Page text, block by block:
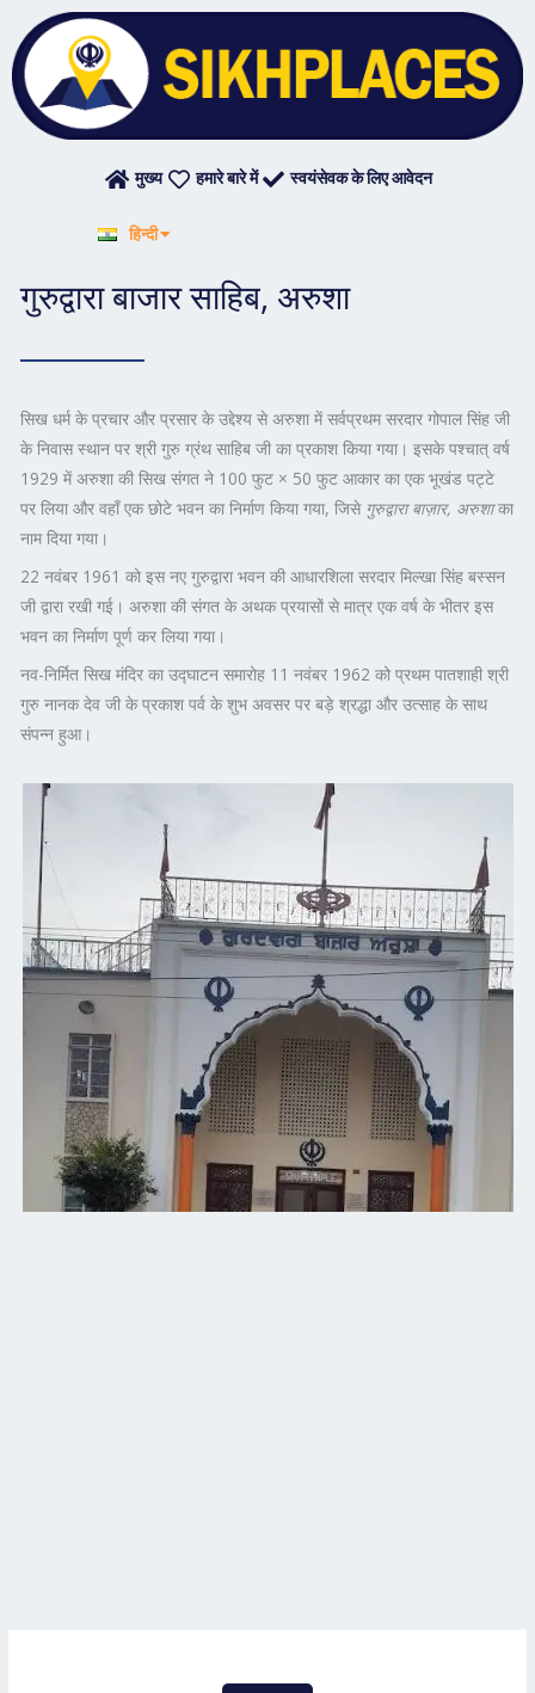
content
मुख्य हमारे बारे में स्वयंसेवक के लिए आवेदन
हिन्दी
ਪੰਜਾਬੀ
गुरुद्वारा बाजार साहिब, अरुशा
सिख धर्म के प्रचार और प्रसार के उद्देश्य से अरुशा में सर्वप्रथम सरदार गोपाल सिंह जी
के निवास स्थान पर श्री गुरु ग्रंथ साहिब जी का प्रकाश किया गया। इसके पश्चात् वर्ष
1929 में अरुशा की सिख संगत ने 100 फुट × 50 फुट आकार का एक भूखंड पट्टे
पर लिया और वहाँ एक छोटे भवन का निर्माण किया गया, जिसे गुरुद्वारा बाज़ार, अरुशाका
नाम दिया गया।
22 नवंबर 1961 को इस नए गुरुद्वारा भवन की आधारशिला सरदार मिल्खा सिंह बस्सन
जी द्वारा रखी गई। अरुशा की संगत के अथक प्रयासों से मात्र एक वर्ष के भीतर इस
भवन का निर्माण पूर्ण कर लिया गया।
नव-निर्मित सिख मंदिर का उद्घाटन समारोह 11 नवंबर 1962 को प्रथम पातशाही श्री
गुरु नानक देव जी के प्रकाश पर्व के शुभ अवसर पर बड़े श्रद्धा और उत्साह के साथ
संपन्न हुआ।